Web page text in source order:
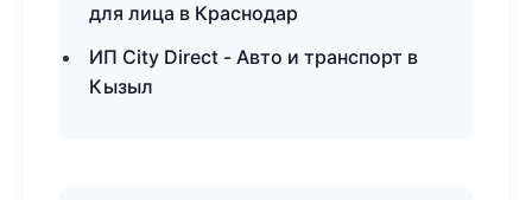
для лица в Краснодар
ИП City Direct - Авто и транспорт в
Кызыл